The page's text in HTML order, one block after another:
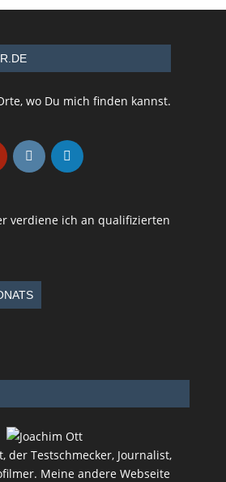
wo Du mich finden kannst.
verdiene ich an qualifizierten
der Testschmecker, Journalist,
Meine andere Webseite